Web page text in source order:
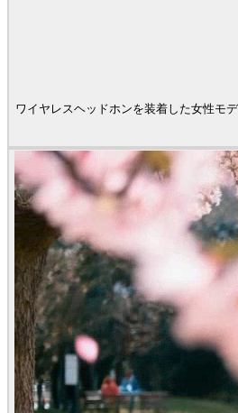
ワイヤレスヘッドホンを装着した女性モ